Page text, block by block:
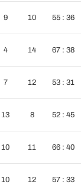
9 10 55 : 36
4 14 67 : 38
7 12 53 : 31
13 8 52 : 45
10 11 66 : 40
10 12 57 : 33